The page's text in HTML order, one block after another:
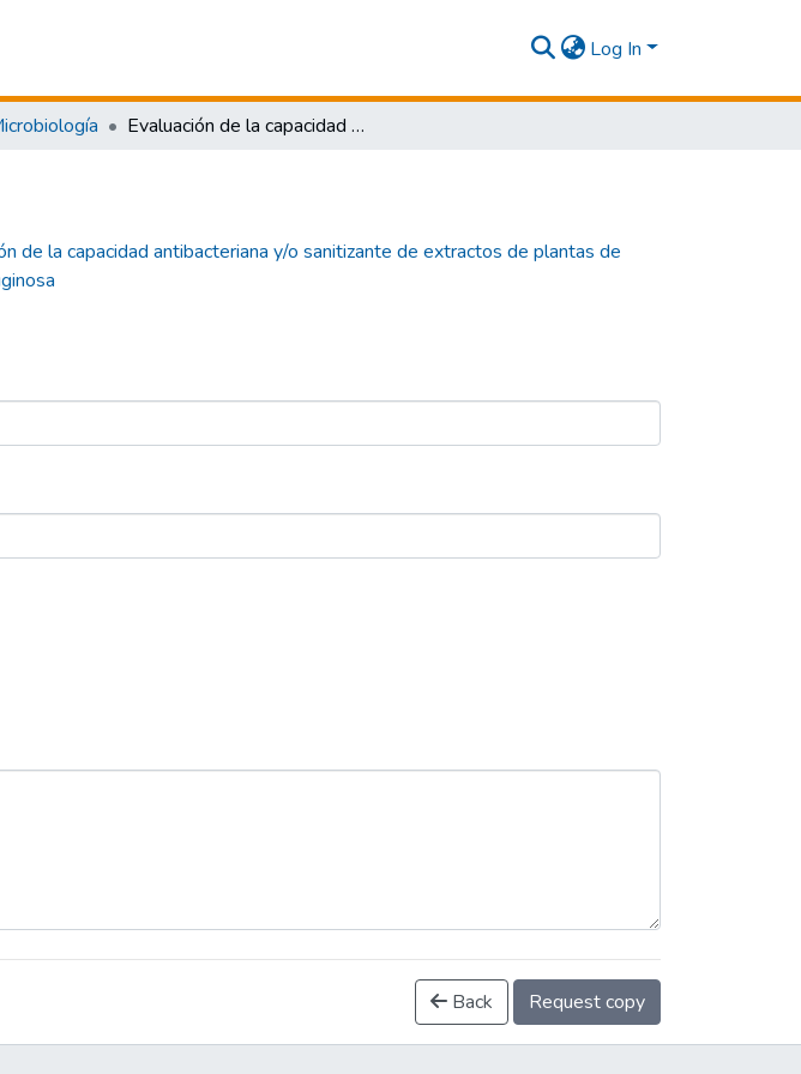
Log In
Evaluación de la capacidad antibacteriana y/o sanitizante de extractos de plantas de sambucus spp y salvia spp frente a acinetobacter baumannii y pseudomonas aeruginosa
de la capacidad antibacteriana y/o sanitizante de extractos de plantas de
Back Request copy